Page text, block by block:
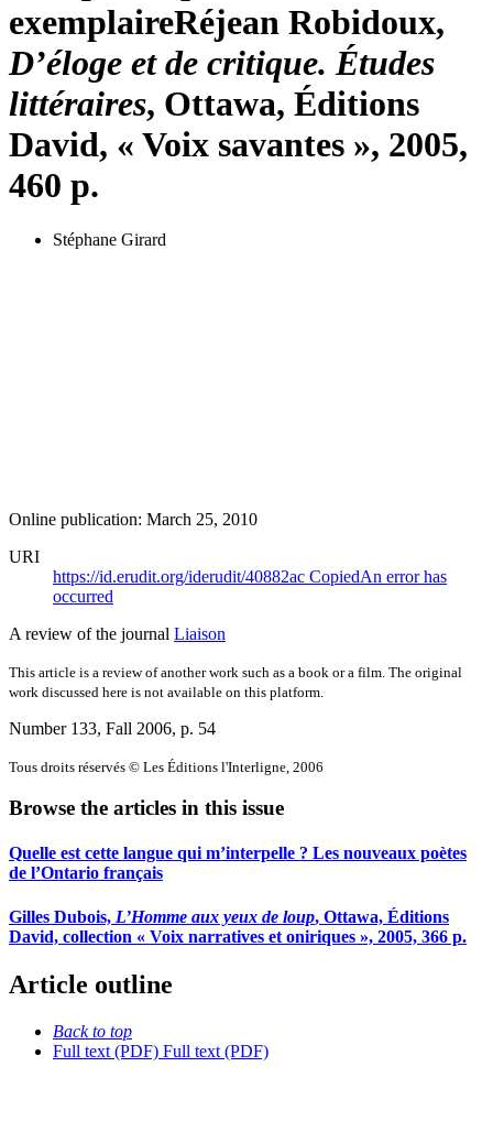
exemplaireRéjean Robidoux,
D’éloge et de critique. Études
littéraires, Ottawa, Éditions
David, « Voix savantes », 2005,
460 p.
Stéphane Girard
Online publication: March 25, 2010
URI
https://id.erudit.org/iderudit/40882ac CopiedAn error has
occurred
A review of the journal Liaison
This article is a review of another work such as a book or a film. The original
work discussed here is not available on this platform.
Number 133, Fall 2006, p. 54
Tous droits réservés © Les Éditions l'Interligne, 2006
Browse the articles in this issue
Quelle est cette langue qui m’interpelle ? Les nouveaux poètes
de l’Ontario français
Gilles Dubois, L’Homme aux yeux de loup, Ottawa, Éditions
David, collection « Voix narratives et oniriques », 2005, 366 p.
Article outline
Back to top
Full text (PDF) Full text (PDF)